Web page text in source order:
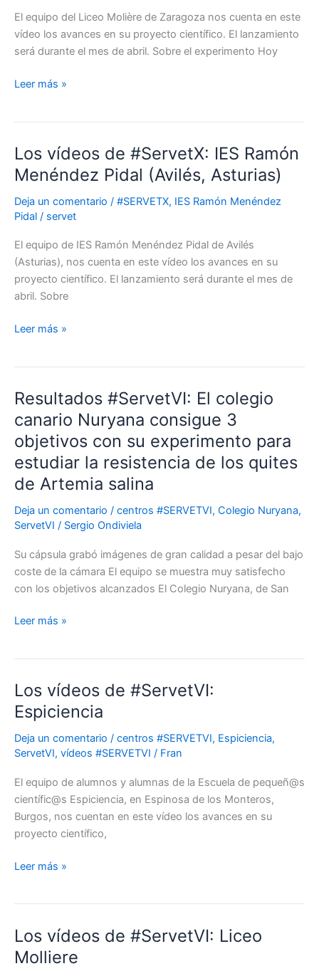
El equipo del Liceo Molière de Zaragoza nos cuenta en este
vídeo los avances en su proyecto científico. El lanzamiento
será durante el mes de abril. Sobre el experimento Hoy
Molière
(Zaragoza)
Leer más »
Los vídeos de #ServetX: IES Ramón
Menéndez Pidal (Avilés, Asturias)
Deja un comentario / #SERVETX, IES Ramón Menéndez
Pidal / servet
El equipo de IES Ramón Menéndez Pidal de Avilés
(Asturias), nos cuenta en este vídeo los avances en su
proyecto científico. El lanzamiento será durante el mes de
abril. Sobre
Los
vídeos
de
#ServetX:
IES
Menéndez
Pidal
(Avilés,
Leer más »
Resultados #ServetVI: El colegio
canario Nuryana consigue 3
objetivos con su experimento para
estudiar la resistencia de los quites
de Artemia salina
Deja un comentario / centros #SERVETVI, Colegio Nuryana,
ServetVI / Sergio Ondiviela
Su cápsula grabó imágenes de gran calidad a pesar del bajo
coste de la cámara El equipo se muestra muy satisfecho
con los objetivos alcanzados El Colegio Nuryana, de San
Resultados
#ServetVI:
El
colegio
canario
Nuryana
3
objetivos
con
su
experimento
estudiar
los
quites
de
Artemia
salina
Leer más »
Los vídeos de #ServetVI:
Espiciencia
Deja un comentario / centros #SERVETVI, Espiciencia,
ServetVI, vídeos #SERVETVI / Fran
El equipo de alumnos y alumnas de la Escuela de pequeñ@s
científic@s Espiciencia, en Espinosa de los Monteros,
Burgos, nos cuentan en este vídeo los avances en su
proyecto científico,
Los
vídeos
#ServetVI:
Espiciencia
Leer más »
Los vídeos de #ServetVI: Liceo
Molliere
Los
vídeos
de